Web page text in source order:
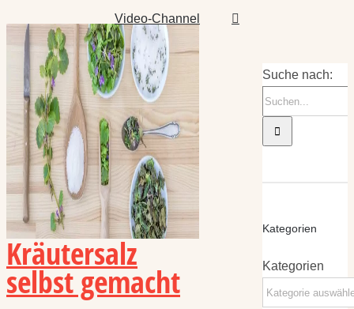
Video-Channel
Kräutersalz
selbst gemacht
Suche nach:
Kategorien
Kategorien